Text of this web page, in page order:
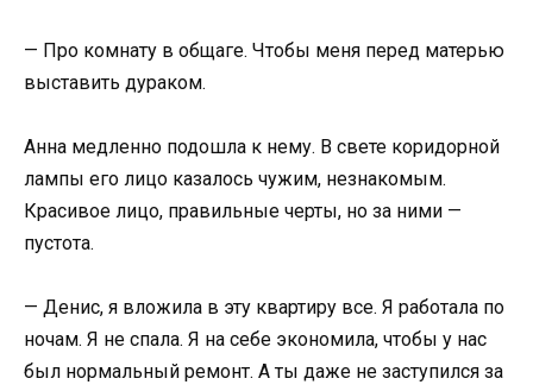
— Про комнату в общаге. Чтобы меня перед матерью
выставить дураком.
Анна медленно подошла к нему. В свете коридорной
лампы его лицо казалось чужим, незнакомым.
Красивое лицо, правильные черты, но за ними —
пустота.
— Денис, я вложила в эту квартиру все. Я работала по
ночам. Я не спала. Я на себе экономила, чтобы у нас
был нормальный ремонт. А ты даже не заступился за